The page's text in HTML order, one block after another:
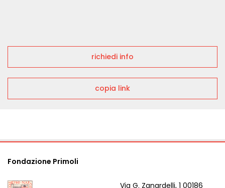
richiedi info
copia link
Fondazione Primoli
Via G. Zanardelli, 1 00186